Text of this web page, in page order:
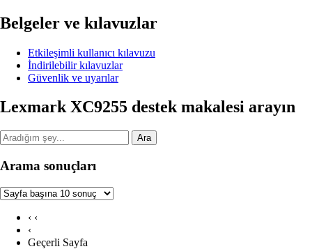
Belgeler ve kılavuzlar
Etkileşimli kullanıcı kılavuzu
İndirilebilir kılavuzlar
Güvenlik ve uyarılar
Lexmark XC9255 destek makalesi arayın
Ara
Arama sonuçları
‹ ‹
‹
Geçerli Sayfa